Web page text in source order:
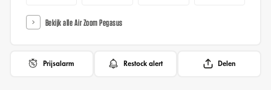
Bekijk alle Air Zoom Pegasus
Prijsalarm Restock alert Delen